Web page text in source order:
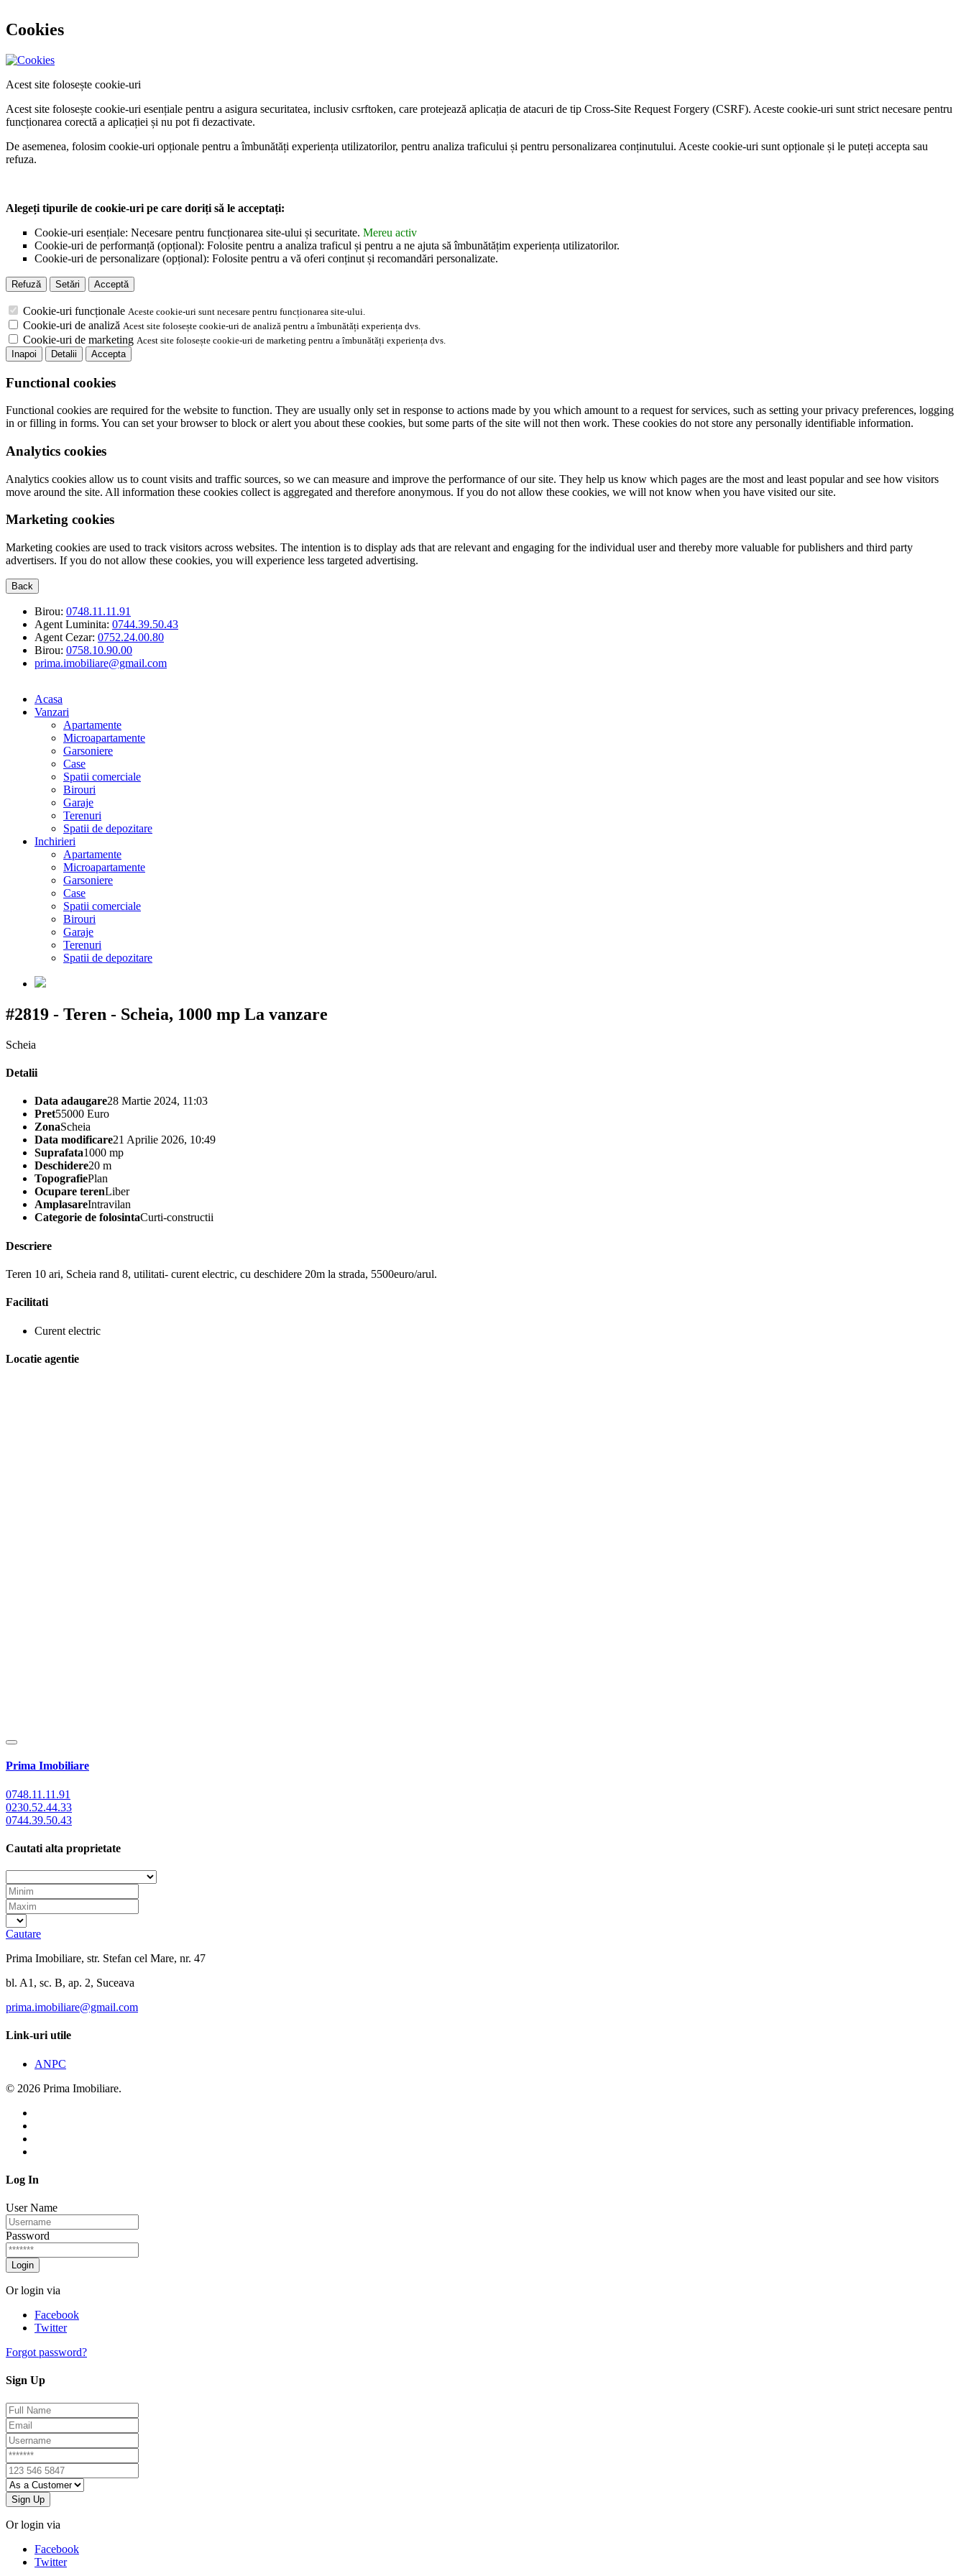
Cookies
Acest site folosește cookie-uri
Acest site folosește cookie-uri esențiale pentru a asigura securitatea, inclusiv csrftoken, care protejează aplicația de atacuri de tip Cross-Site Request Forgery (CSRF). Aceste cookie-uri sunt strict necesare pentru
funcționarea corectă a aplicației și nu pot fi dezactivate.
De asemenea, folosim cookie-uri opționale pentru a îmbunătăți experiența utilizatorilor, pentru analiza traficului și pentru personalizarea conținutului. Aceste cookie-uri sunt opționale și le puteți accepta sau
refuza.
Alegeți tipurile de cookie-uri pe care doriți să le acceptați:
Cookie-uri esențiale: Necesare pentru funcționarea site-ului și securitate. Mereu activ
Cookie-uri de performanță (opțional): Folosite pentru a analiza traficul și pentru a ne ajuta să îmbunătățim experiența utilizatorilor.
Cookie-uri de personalizare (opțional): Folosite pentru a vă oferi conținut și recomandări personalizate.
Refuză Setări Acceptă
Cookie-uri funcționale Aceste cookie-uri sunt necesare pentru funcționarea site-ului.
Cookie-uri de analiză Acest site folosește cookie-uri de analiză pentru a îmbunătăți experiența dvs.
Cookie-uri de marketing Acest site folosește cookie-uri de marketing pentru a îmbunătăți experiența dvs.
Inapoi
Detalii Accepta
Functional cookies
Functional cookies are required for the website to function. They are usually only set in response to actions made by you which amount to a request for services, such as setting your privacy preferences, logging
in or filling in forms. You can set your browser to block or alert you about these cookies, but some parts of the site will not then work. These cookies do not store any personally identifiable information.
Analytics cookies
Analytics cookies allow us to count visits and traffic sources, so we can measure and improve the performance of our site. They help us know which pages are the most and least popular and see how visitors
move around the site. All information these cookies collect is aggregated and therefore anonymous. If you do not allow these cookies, we will not know when you have visited our site.
Marketing cookies
Marketing cookies are used to track visitors across websites. The intention is to display ads that are relevant and engaging for the individual user and thereby more valuable for publishers and third party
advertisers. If you do not allow these cookies, you will experience less targeted advertising.
Back
Birou: 0748.11.11.91
Agent Luminita: 0744.39.50.43
Agent Cezar: 0752.24.00.80
Birou: 0758.10.90.00
prima.imobiliare@gmail.com
Acasa
Vanzari
Apartamente
Microapartamente
Garsoniere
Case
Spatii comerciale
Birouri
Garaje
Terenuri
Spatii de depozitare
Inchirieri
Apartamente
Microapartamente
Garsoniere
Case
Spatii comerciale
Birouri
Garaje
Terenuri
Spatii de depozitare
#2819 - Teren - Scheia, 1000 mp La vanzare
Scheia
Detalii
Data adaugare28 Martie 2024, 11:03
Pret55000 Euro
ZonaScheia
Data modificare21 Aprilie 2026, 10:49
Suprafata1000 mp
Deschidere20 m
TopografiePlan
Ocupare terenLiber
AmplasareIntravilan
Categorie de folosintaCurti-constructii
Descriere
Teren 10 ari, Scheia rand 8, utilitati- curent electric, cu deschidere 20m la strada, 5500euro/arul.
Facilitati
Curent electric
Locatie agentie
Prima Imobiliare
0748.11.11.91
0230.52.44.33
0744.39.50.43
Cautati alta proprietate
Cautare
Prima Imobiliare, str. Stefan cel Mare, nr. 47
bl. A1, sc. B, ap. 2, Suceava
prima.imobiliare@gmail.com
Link-uri utile
ANPC
© 2026 Prima Imobiliare.
Log In
User Name
Password
Login
Or login via
Facebook
Twitter
Forgot password?
Sign Up
Sign Up
Or login via
Facebook
Twitter